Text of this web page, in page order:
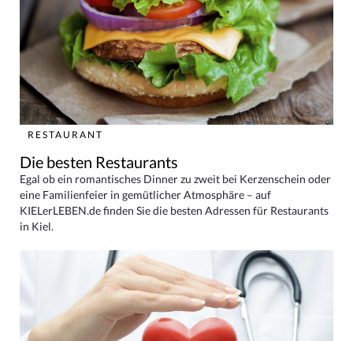
RESTAURANT
Die besten Restaurants
Egal ob ein romantisches Dinner zu zweit bei Kerzenschein oder
eine Familienfeier in gemütlicher Atmosphäre – auf
KIELerLEBEN.de finden Sie die besten Adressen für Restaurants
in Kiel.